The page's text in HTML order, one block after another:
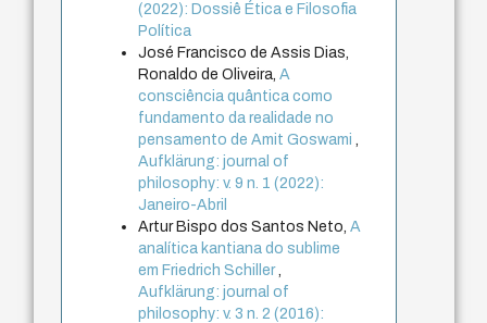
(2022): Dossiê Ética e Filosofia
Política
José Francisco de Assis Dias,
Ronaldo de Oliveira,A
consciência quântica como
fundamento da realidade no
pensamento de Amit Goswami,
Aufklärung: journal of
philosophy: v. 9 n. 1 (2022):
Janeiro-Abril
Artur Bispo dos Santos Neto,A
analítica kantiana do sublime
em Friedrich Schiller,
Aufklärung: journal of
philosophy: v. 3 n. 2 (2016):